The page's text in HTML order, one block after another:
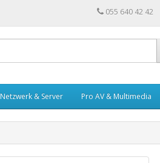
055 640 42 42
Netzwerk & Server Pro AV & Multimedia